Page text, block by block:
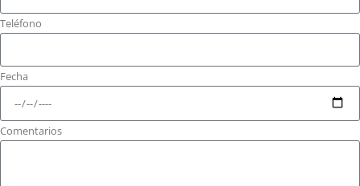
Teléfono
Fecha
Comentarios